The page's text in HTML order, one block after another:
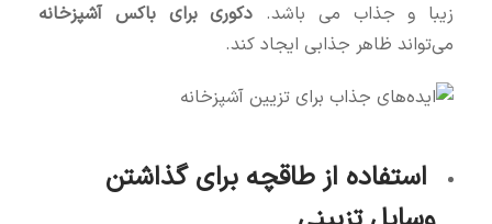
زیبا و جذاب می باشد. دکوری برای باکس آشپزخانه
می‌تواند ظاهر جذابی ایجاد کند.
استفاده از طاقچه‌ برای گذاشتن